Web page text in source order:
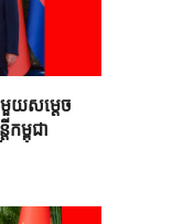
យសម្តេច
ម្ពុជា